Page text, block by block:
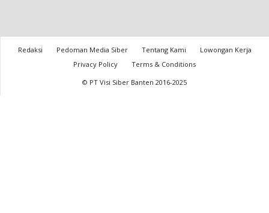
Redaksi Pedoman Media Siber Tentang Kami
Lowongan Kerja
Privacy Policy
Terms & Conditions
© PT Visi Siber Banten 2016-2025